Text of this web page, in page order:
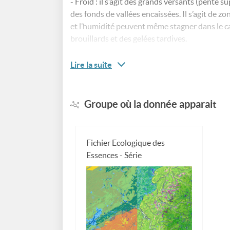
des fonds de vallées encaissées. Il s’agit de
et l’humidité peuvent même stagner dans le
brouillards et des gelées tardives.
L’atmosphère y est plus chaude et plus
Cette carte intervient dans la détermination
Lire la suite
Groupe où la donnée apparait
Fichier Ecologique des
Essences - Série